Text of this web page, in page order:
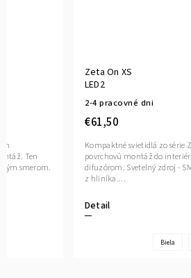
Ten
smerom.
Zeta On XS
LED2
2-4 pracovné dni
€61,50
Detail
Kompaktné svietidlá zo série
povrchovú montáž do
difuzórom. Svetelný zdroj -
z hliníka....
Biela